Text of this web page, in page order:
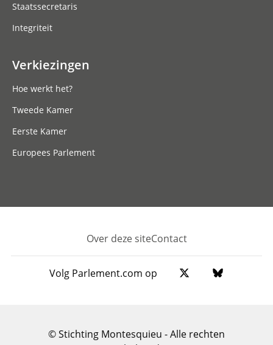
Staatssecretaris
Integriteit
Verkiezingen
Hoe werkt het?
Tweede Kamer
Eerste Kamer
Europees Parlement
Footer
Over deze siteContact
Volg Parlement.com op
© Stichting Montesquieu - Alle rechten